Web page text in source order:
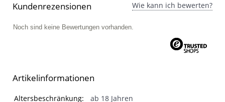
Kundenrezensionen Wie kann ich bewerten?
Noch sind keine Bewertungen vorhanden.
Artikelinformationen
Artikelinformationen
Eigenschaft Wert
Altersbeschränkung:
ab 18 Jahren